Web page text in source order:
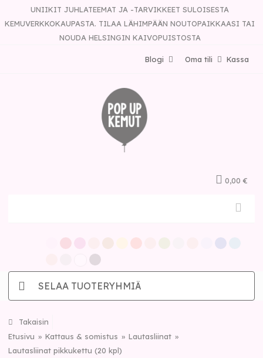
UNIIKIT JUHLATEEMAT JA -TARVIKKEET SULOISESTA
KEMUVERKKOKAUPASTA. TILAA LÄHIMPÄÄN NOUTOPAIKKAASI TAI
NOUDA HELSINGIN KAIVOPUISTOSTA
Kassa
Oma tili
Blogi
0,00 €
SELAA TUOTERYHMIÄ
Takaisin
Etusivu
Kattaus & somistus
Lautasliinat
Lautasliinat pikkukettu (20 kpl)